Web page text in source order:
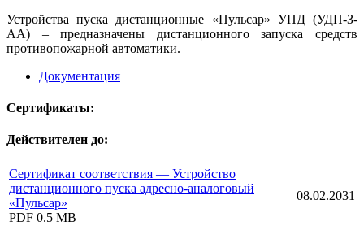
Устройства пуска дистанционные «Пульсар» УПД (УДП-З-
АА) – предназначены дистанционного запуска средств
противопожарной автоматики.
Документация
Сертификаты:
Действителен до:
Сертификат соответствия — Устройство
дистанционного пуска адресно-аналоговый
«Пульсар»
PDF 0.5 MB
08.02.2031